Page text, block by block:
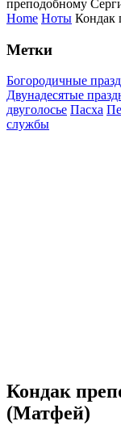
преподобному
Home Ноты Кондак
Метки
Богородичные
Двунадесятые
двуголосье Пасха
службы
Кондак
(Матфей)